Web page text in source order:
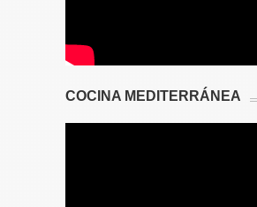
COCINA MEDITERRÁNEA